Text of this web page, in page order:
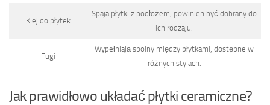
Klej do płytek
Spaja płytki z podłożem, powinien być dobrany do
ich rodzaju.
Fugi
Wypełniają spoiny między płytkami, dostępne w
różnych stylach.
Jak prawidłowo układać płytki ceramiczne?